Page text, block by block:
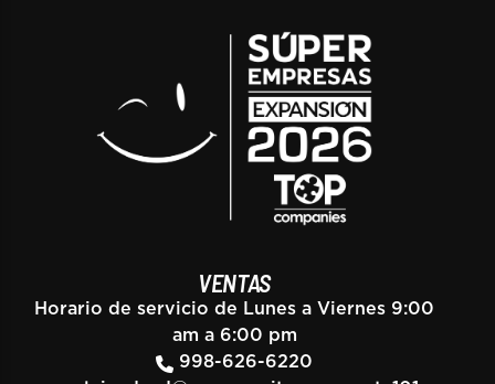
VENTAS
Horario de servicio de Lunes a Viernes 9:00
am a 6:00 pm
998-626-6220